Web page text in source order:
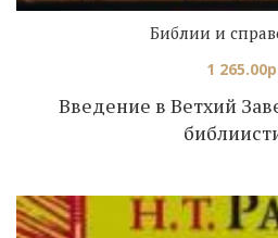
Введение в Ветхий
Библии и
1 265.00